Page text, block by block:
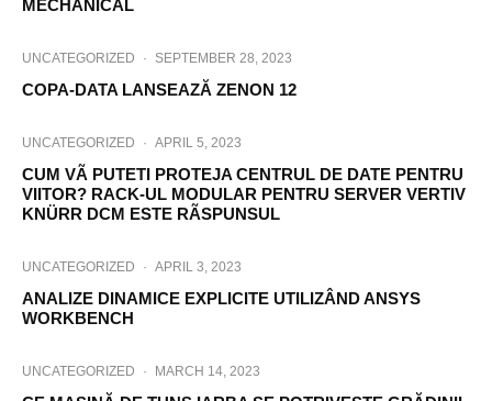
MECHANICAL
UNCATEGORIZED · SEPTEMBER 28, 2023
COPA-DATA LANSEAZĂ ZENON 12
UNCATEGORIZED · APRIL 5, 2023
CUM VÃ PUTETI PROTEJA CENTRUL DE DATE PENTRU
VIITOR? RACK-UL MODULAR PENTRU SERVER VERTIV
KNÜRR DCM ESTE RÃSPUNSUL
UNCATEGORIZED · APRIL 3, 2023
ANALIZE DINAMICE EXPLICITE UTILIZÂND ANSYS
WORKBENCH
UNCATEGORIZED · MARCH 14, 2023